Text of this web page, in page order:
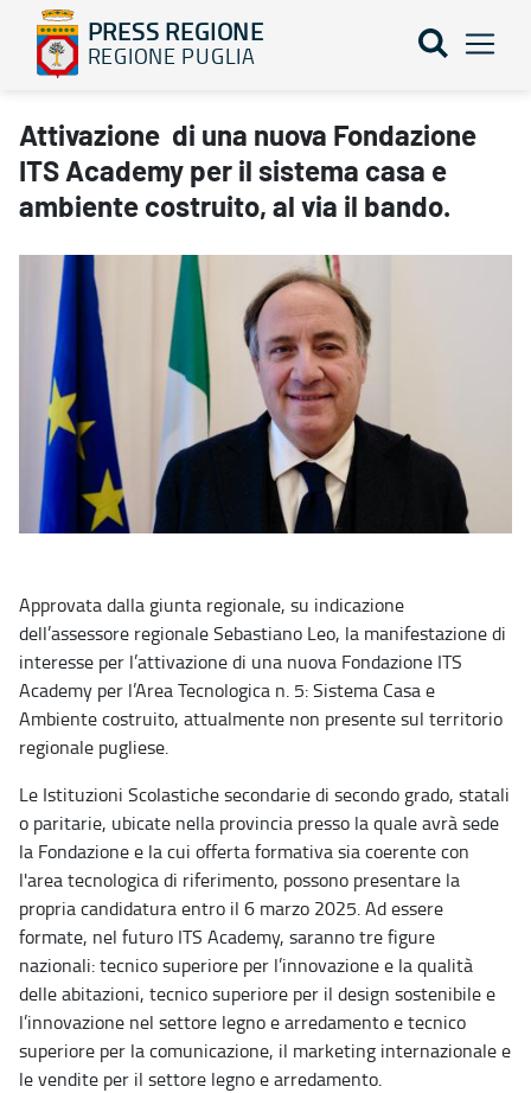
PRESS REGIONE
REGIONE PUGLIA
Attivazione di una nuova Fondazione ITS Academy per il sistema
Attivazione di una nuova Fondazione
ITS Academy per il sistema casa e
ambiente costruito, al via il bando.
Approvata dalla giunta regionale, su indicazione
dell’assessore regionale Sebastiano Leo, la manifestazione di
interesse per l’attivazione di una nuova Fondazione ITS
Academy per l’Area Tecnologica n. 5: Sistema Casa e
Ambiente costruito, attualmente non presente sul territorio
regionale pugliese.
Le Istituzioni Scolastiche secondarie di secondo grado, statali
o paritarie, ubicate nella provincia presso la quale avrà sede
la Fondazione e la cui offerta formativa sia coerente con
l'area tecnologica di riferimento, possono presentare la
propria candidatura entro il 6 marzo 2025. Ad essere
formate, nel futuro ITS Academy, saranno tre figure
nazionali: tecnico superiore per l’innovazione e la qualità
delle abitazioni, tecnico superiore per il design sostenibile e
l’innovazione nel settore legno e arredamento e tecnico
superiore per la comunicazione, il marketing internazionale e
le vendite per il settore legno e arredamento.